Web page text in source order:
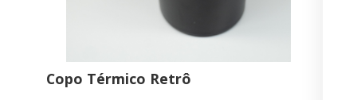
Copo Térmico Retrô